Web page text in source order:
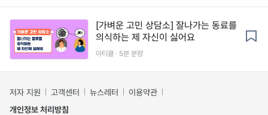
[가벼운 고민 상담소] 잘나가는 동료를
의식하는 제 자신이 싫어요
아티클 · 5분 분량
저자 지원 고객센터 뉴스레터
이용약관
개인정보 처리방침